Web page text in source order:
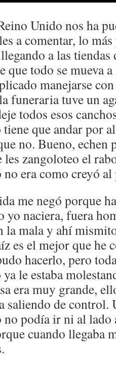
Unido nos ha
a comentar, lo
a las
todo se mueva
manejarse
funeraria tuve un
todos esos
tiene que andar por
no. Bueno, echen
les zangoloteo el
no era como creyó
me negó porque
yo naciera, fuera
la mala y ahí
es el mejor que he
hacerlo, pero
ya le estaba
era muy grande,
saliendo de control.
podía ir ni al lado
cuando llegaba